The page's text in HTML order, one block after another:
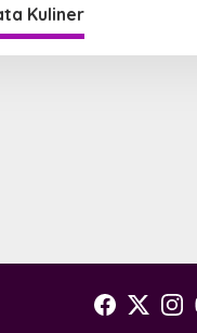
Kuliner